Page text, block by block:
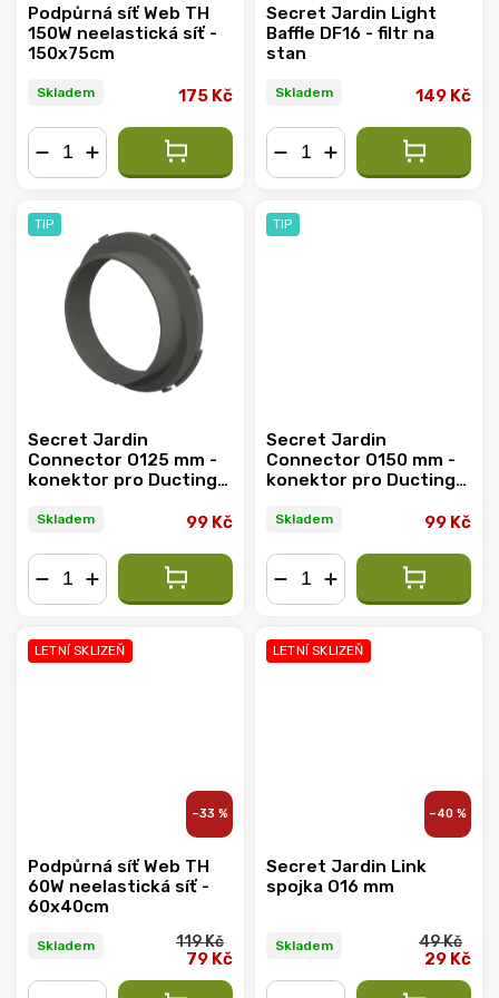
Podpůrná síť Web TH
150W neelastická síť -
150x75cm
Skladem 175 Kč
Secret Jardin Light
Baffle DF16 - filtr na
stan
Skladem 149 Kč
TIP
Secret Jardin
Connector O125 mm -
konektor pro Ducting
Skladem 99 Kč
TIP
Secret Jardin
Connector O150 mm -
konektor pro Ducting
Skladem 99 Kč
LETNÍ SKLIZEŇ
–33 %
Podpůrná síť Web TH
60W neelastická síť -
60x40cm
Skladem 119 Kč
79 Kč
LETNÍ SKLIZEŇ
–40 %
Secret Jardin Link
spojka O16 mm
Skladem 49 Kč
29 Kč